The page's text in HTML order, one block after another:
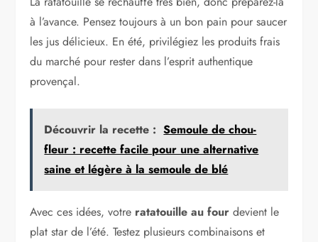
à l’avance. Pensez toujours à un bon pain pour saucer
les jus délicieux. En été, privilégiez les produits frais
du marché pour rester dans l’esprit authentique
provençal.
Découvrir la recette : Semoule de chou-
fleur : recette facile pour une alternative
saine et légère à la semoule de blé
Avec ces idées, votre ratatouille au four devient le
plat star de l’été. Testez plusieurs combinaisons et